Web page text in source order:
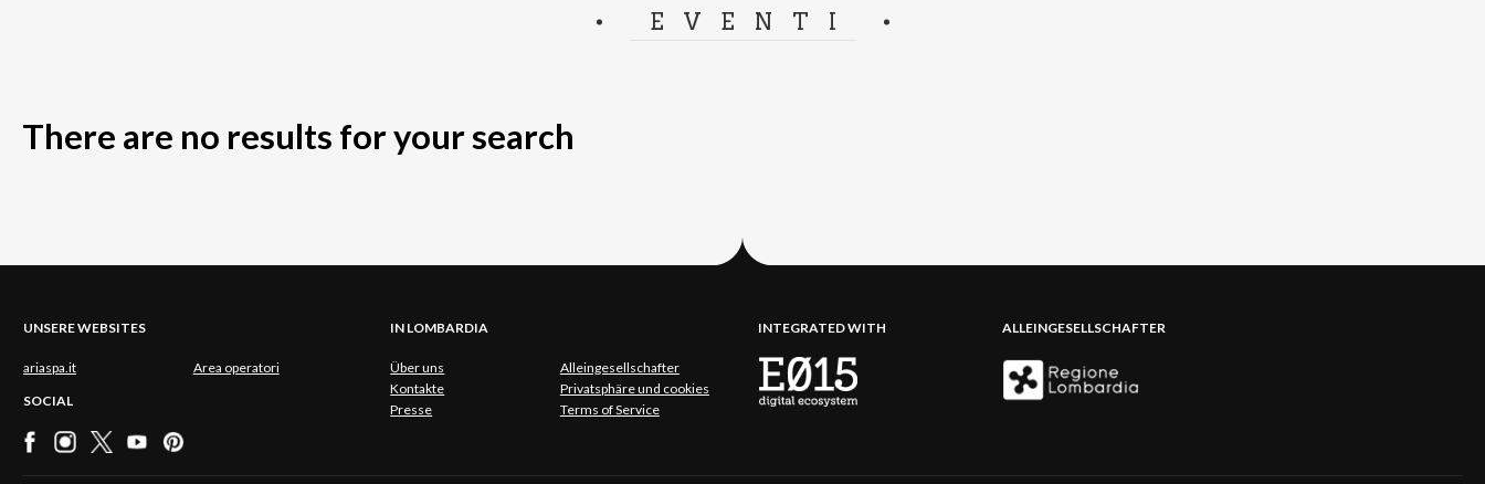
EVENTI
There are no results for your search
UNSERE WEBSITES
ariaspa.it Area operatori
SOCIAL
IN LOMBARDIA
Über uns
Alleingesellschafter
Kontakte
Privatsphäre und cookies
Presse
Terms of Service
INTEGRATED WITH ALLEINGESELLSCHAFTER